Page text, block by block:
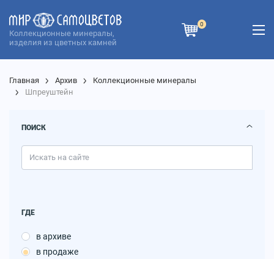
Коллекционные минералы,
изделия из цветных камней
0
Главная Архив
Коллекционные минералы
Шпреуштейн
ПОИСК
ГДЕ
в архиве
в продаже